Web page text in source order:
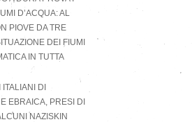
D’ACQUA: AL
PIOVE DA TRE
DEI FIUMI
IN TUTTA
ITALIANI DI
EBRAICA, PRESI DI
NAZISKIN